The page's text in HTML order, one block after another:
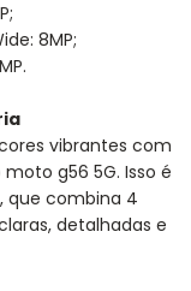
8MP;
vibrantes com
g56 5G. Isso é
que combina 4
detalhadas e